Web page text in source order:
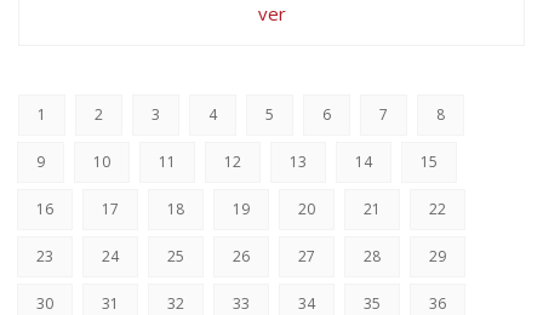
ver
1 2 3 4 5 6 7 8
9 10 11 12 13 14 15
16 17 18 19 20 21 22
23 24 25 26 27 28 29
30 31 32 33 34 35 36